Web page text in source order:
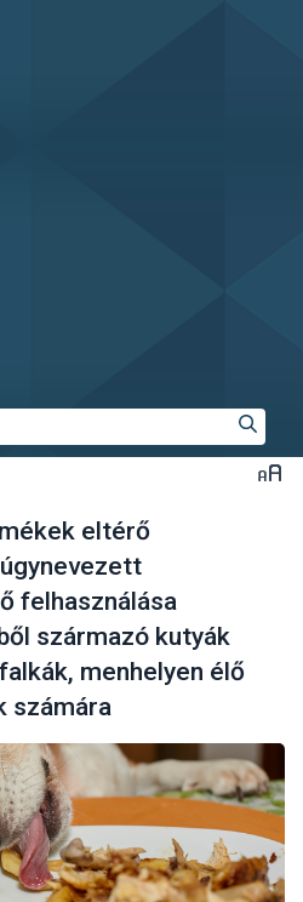
eltérő
felhasználása
származó kutyák
menhelyen élő
számára